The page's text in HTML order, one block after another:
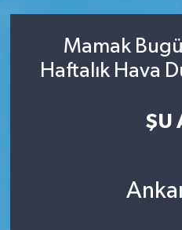
Mamak
Haftalık Hava
ŞU
Tüm Manşetler